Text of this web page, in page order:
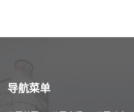
导航菜单